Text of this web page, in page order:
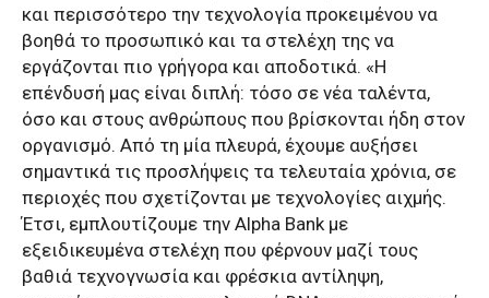
και περισσότερο την τεχνολογία προκειμένου να
βοηθά το προσωπικό και τα στελέχη της να
εργάζονται πιο γρήγορα και αποδοτικά. «Η
επένδυσή μας είναι διπλή: τόσο σε νέα ταλέντα,
όσο και στους ανθρώπους που βρίσκονται ήδη στον
οργανισμό. Από τη μία πλευρά, έχουμε αυξήσει
σημαντικά τις προσλήψεις τα τελευταία χρόνια, σε
περιοχές που σχετίζονται με τεχνολογίες αιχμής.
Έτσι, εμπλουτίζουμε την Alpha Bank με
εξειδικευμένα στελέχη που φέρνουν μαζί τους
βαθιά τεχνογνωσία και φρέσκια αντίληψη,